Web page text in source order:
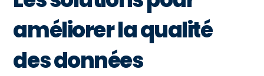
améliorer la qualité
des données